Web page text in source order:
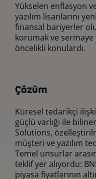
Yükselen enflasyon
yazılım lisanlarını
finansal bariyerler
korumak ve sermaye
öncelikli konulardı.
Çözüm
Küresel tedarikçi
güçlü varlığı ile
Solutions,
müşteri ve yazılım
Temel unsurlar
teklif yer alıyordu:
piyasa fiyatlarının